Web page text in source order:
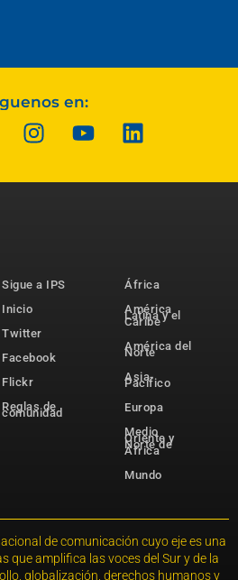
en:
Sigue a IPS
Inicio
Twitter
Facebook
Flickr
Reglas de
comunidad
África
América
Latina y el
Caribe
América del
Norte
Asia-
Pacífico
Europa
Medio
Oriente y
Norte de
África
Mundo
de comunicación cuyo eje es una
que amplifica las voces del Sur y de la
globalización, derechos humanos y